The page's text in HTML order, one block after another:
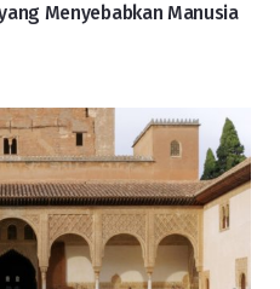
Menyebabkan Manusia